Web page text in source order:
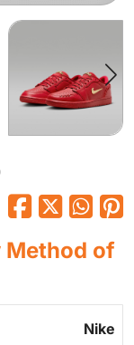
Method of
Nike